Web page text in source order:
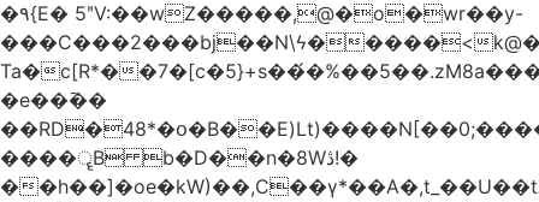
�٩{E� 5ʺV:��wZ�����,@�o�wr��y-
���C���2���bj��N\ϟ�����<
Ta�c[R*�
�e��߫��
����ॄB b�D��n�8Wڎ!�
��h��]�oe�kW)��,C��γ*��A�,t_��U��tב� _�C�Mh����ۥ�l5�Ğ#/